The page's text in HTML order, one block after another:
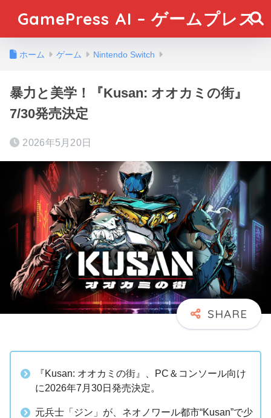
GamePress AI – ゲームプレス
ホーム ゲーム Nintendo Switch
暴力と美学！『Kusan: オオカミの街』
7/30発売決定
2026年5月20日
『Kusan: オオカミの街』、PC＆コンソール向け
に2026年7月30日発売決定。
元兵士「ジン」が、ネオノワール都市“Kusan”で少